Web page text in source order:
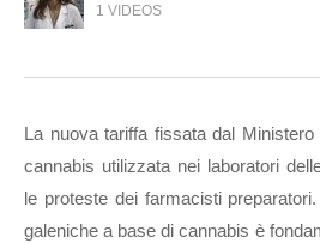
1 VIDEOS
La nuova tariffa fissata dal
cannabis utilizzata nei laboratori
le proteste dei farmacisti
galeniche a base di cannabis è